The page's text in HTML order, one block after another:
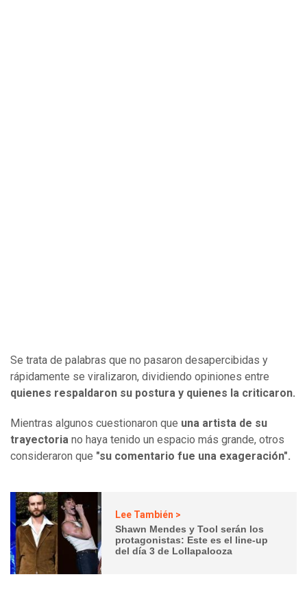
Se trata de palabras que no pasaron desapercibidas y
rápidamente se viralizaron, dividiendo opiniones entre
quienes respaldaron su postura y quienes la criticaron.
Mientras algunos cuestionaron que una artista de su
trayectoria no haya tenido un espacio más grande, otros
consideraron que "su comentario fue una exageración".
Lee También >
Shawn Mendes y Tool serán los
protagonistas: Este es el line-up
del día 3 de Lollapalooza